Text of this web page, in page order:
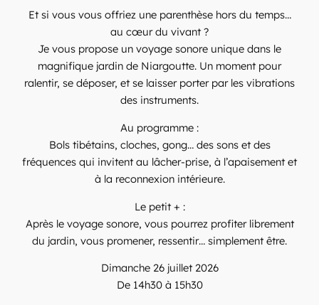
Et si vous vous offriez une parenthèse hors du temps…
au cœur du vivant ?
Je vous propose un voyage sonore unique dans le
magnifique jardin de Niargoutte. Un moment pour
ralentir, se déposer, et se laisser porter par les vibrations
des instruments.
Au programme :
Bols tibétains, cloches, gong… des sons et des
fréquences qui invitent au lâcher-prise, à l’apaisement et
à la reconnexion intérieure.
Le petit + :
Après le voyage sonore, vous pourrez profiter librement
du jardin, vous promener, ressentir… simplement être.
Dimanche 26 juillet 2026
De 14h30 à 15h30